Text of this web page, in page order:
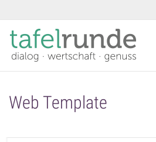
Web Template